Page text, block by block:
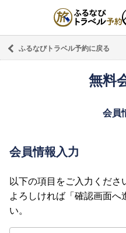
ふるなびトラベル予約に戻る
無料
会員
会員情報入力
以下の項目をご入力くださ
よろしければ「確認画面へ
い。